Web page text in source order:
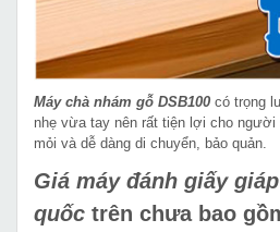
Máy chà nhám gỗ DSB100 có trọng
nhẹ vừa tay nên rất tiện lợi cho
mỏi và dễ dàng di chuyển, bảo quản.
Giá máy đánh giấy
quốc trên chưa bao